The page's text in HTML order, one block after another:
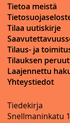
Tietoa meistä
Tilaa uutiskirje
Tilaus- ja
Tilauksen
Laajennettu
Yhteystiedot
Tiedekirja
Snellmaninkatu